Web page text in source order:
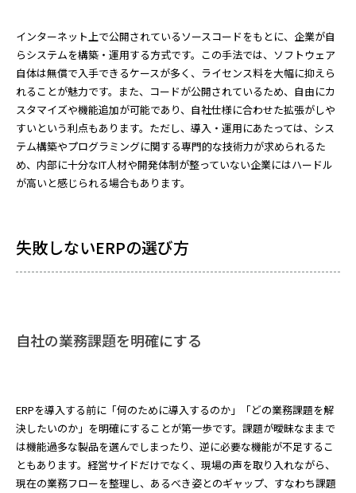
インターネット上で公開されているソースコードをもとに、企業が自
らシステムを構築・運用する方式です。この手法では、ソフトウェア
自体は無償で入手できるケースが多く、ライセンス料を大幅に抑えら
れることが魅力です。また、コードが公開されているため、自由にカ
スタマイズや機能追加が可能であり、自社仕様に合わせた拡張がしや
すいという利点もあります。ただし、導入・運用にあたっては、シス
テム構築やプログラミングに関する専門的な技術力が求められるた
め、内部に十分なIT人材や開発体制が整っていない企業にはハードル
が高いと感じられる場合もあります。
失敗しないERPの選び方
自社の業務課題を明確にする
ERPを導入する前に「何のために導入するのか」「どの業務課題を解
決したいのか」を明確にすることが第一歩です。課題が曖昧なままで
は機能過多な製品を選んでしまったり、逆に必要な機能が不足するこ
ともあります。経営サイドだけでなく、現場の声を取り入れながら、
現在の業務フローを整理し、あるべき姿とのギャップ、すなわち課題